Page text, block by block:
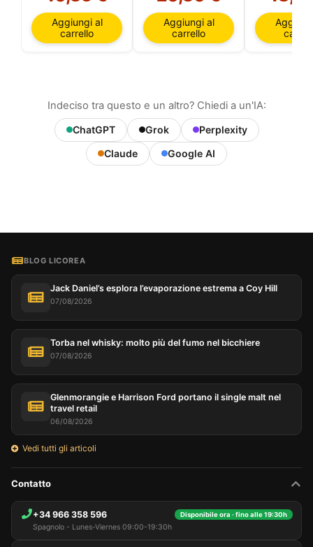
Aggiungi al
carrello
Aggiungi al
carrello
Indeciso tra questo e un altro? Chiedi a un'IA:
ChatGPT Grok
Perplexity
Claude
Google AI
BLOG LICOREA
Jack Daniel’s esplora l’evaporazione estrema a Coy Hill
07/08/2026
Torba nel whisky: molto più del fumo nel bicchiere
07/08/2026
Glenmorangie e Harrison Ford portano il single malt nel
travel retail
06/08/2026
Vedi tutti gli articoli
Contatto
+34 966 358 596 Disponibile ora · fino alle 19:30h
Spagnolo - Lunes-Viernes 09:00-19:30h